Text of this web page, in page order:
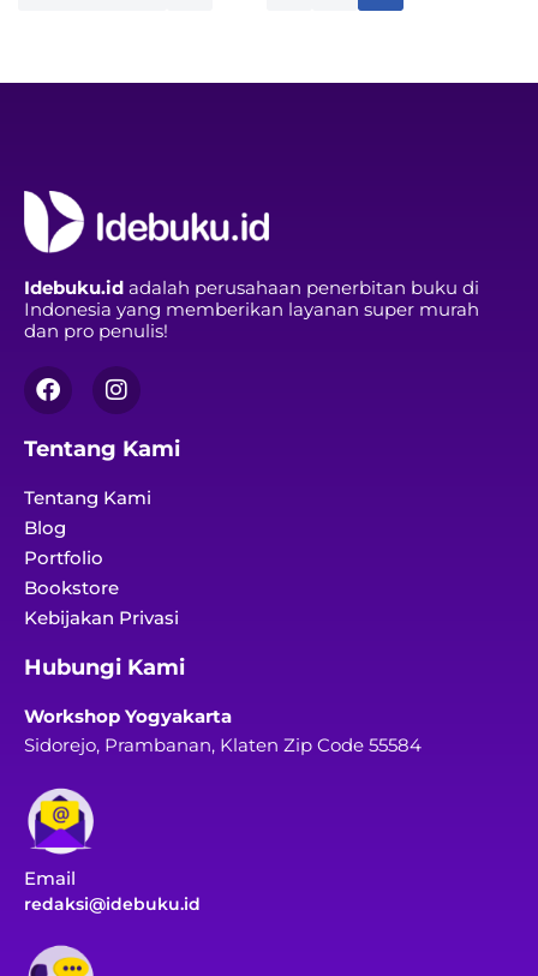
Idebuku.id adalah perusahaan penerbitan buku di
Indonesia yang memberikan layanan super murah
dan pro penulis!
Tentang Kami
Tentang Kami
Blog
Portfolio
Bookstore
Kebijakan Privasi
Hubungi Kami
Workshop Yogyakarta
Sidorejo, Prambanan, Klaten Zip Code 55584
Email
redaksi@idebuku.id